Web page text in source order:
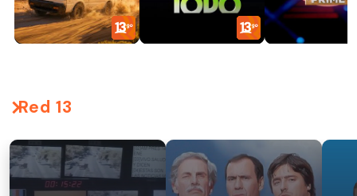
Red 13